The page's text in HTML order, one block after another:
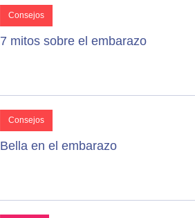
Consejos
7 mitos sobre el embarazo
Consejos
Bella en el embarazo